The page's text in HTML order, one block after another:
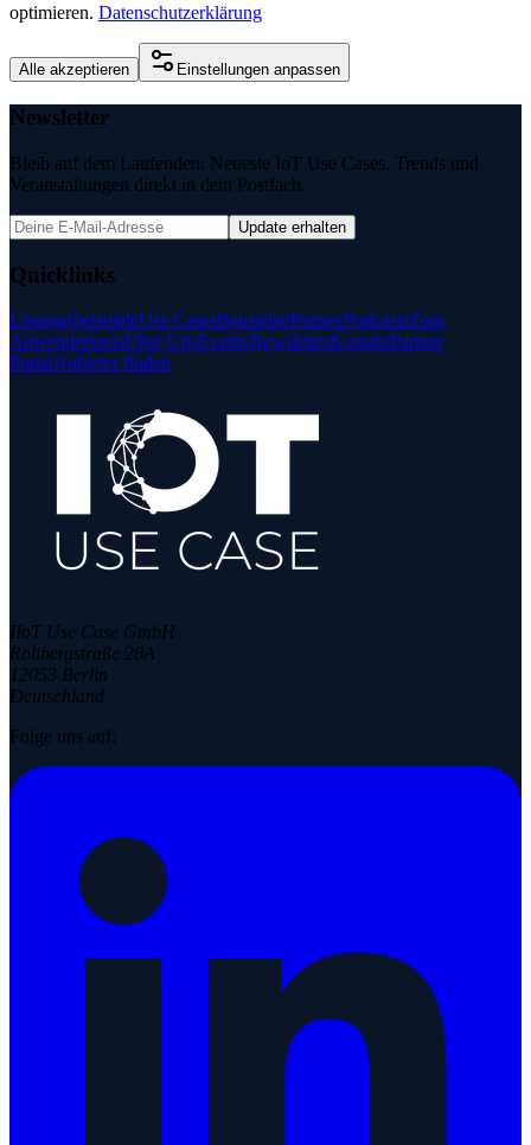
optimieren. Datenschutzerklärung
Alle akzeptieren Einstellungen anpassen
Newsletter
Bleib auf dem Laufenden: Neueste IoT Use Cases, Trends und
Veranstaltungen direkt in dein Postfach.
Update erhalten
Quicklinks
LösungsbeispieleUse CasesBausteinePartnerPodcastsZum
AnwenderkreisÜber UnsEventsNewsletterKontaktPartner
PortalAnbieter finden
IIoT Use Case GmbH
Rollbergstraße 28A
12053 Berlin
Deutschland
Folge uns auf: